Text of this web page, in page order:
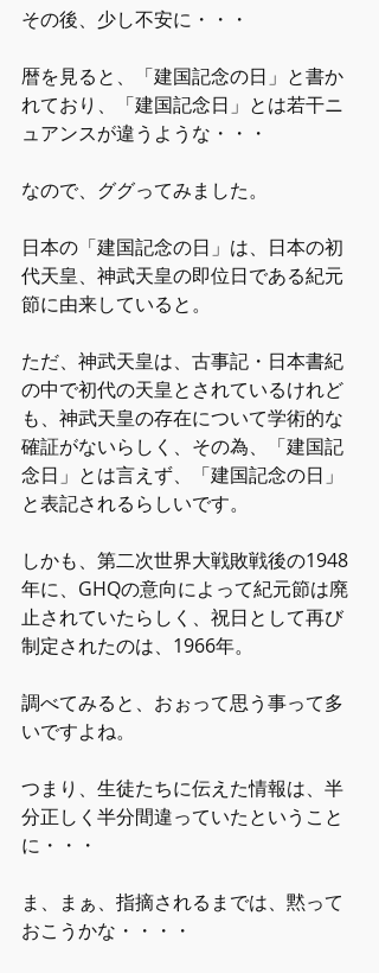
その後、少し不安に・・・
暦を見ると、「建国記念の日」と書か
れており、「建国記念日」とは若干ニ
ュアンスが違うような・・・
なので、ググってみました。
日本の「建国記念の日」は、日本の初
代天皇、神武天皇の即位日である紀元
節に由来していると。
ただ、神武天皇は、古事記・日本書紀
の中で初代の天皇とされているけれど
も、神武天皇の存在について学術的な
確証がないらしく、その為、「建国記
念日」とは言えず、「建国記念の日」
と表記されるらしいです。
しかも、第二次世界大戦敗戦後の1948
年に、GHQの意向によって紀元節は廃
止されていたらしく、祝日として再び
制定されたのは、1966年。
調べてみると、おぉって思う事って多
いですよね。
つまり、生徒たちに伝えた情報は、半
分正しく半分間違っていたということ
に・・・
ま、まぁ、指摘されるまでは、黙って
おこうかな・・・・